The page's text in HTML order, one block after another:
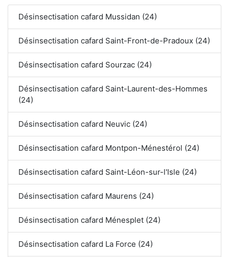
Désinsectisation cafard Mussidan (24)
Désinsectisation cafard Saint-Front-de-Pradoux (24)
Désinsectisation cafard Sourzac (24)
Désinsectisation cafard Saint-Laurent-des-Hommes
(24)
Désinsectisation cafard Neuvic (24)
Désinsectisation cafard Montpon-Ménestérol (24)
Désinsectisation cafard Saint-Léon-sur-l'Isle (24)
Désinsectisation cafard Maurens (24)
Désinsectisation cafard Ménesplet (24)
Désinsectisation cafard La Force (24)